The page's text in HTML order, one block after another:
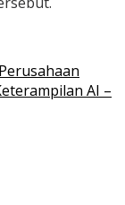
AI –